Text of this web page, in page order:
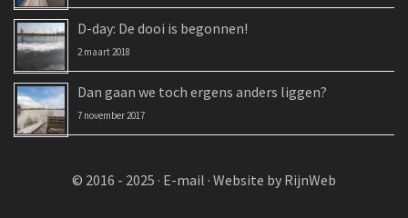
D-day: De dooi is begonnen!
2 maart 2018
Dan gaan we toch ergens anders liggen?
7 november 2017
© 2016 - 2025 · E-mail · Website by RijnWeb